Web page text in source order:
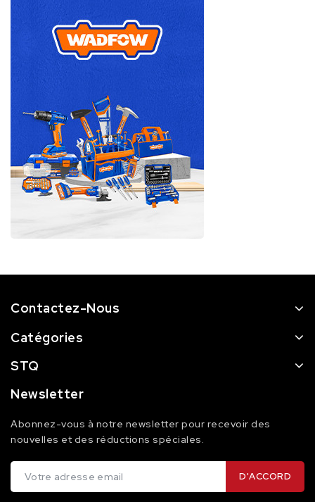
Contactez-Nous
Catégories
STQ
Newsletter
Abonnez-vous à notre newsletter pour recevoir des
nouvelles et des réductions spéciales.